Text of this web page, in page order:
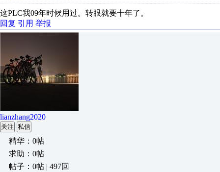
这PLC我09年时候用过。转眼就要十年了。
回复 引用 举报
lianzhang2020
关注 私信
精华：0帖
求助：0帖
帖子：0帖 | 497回